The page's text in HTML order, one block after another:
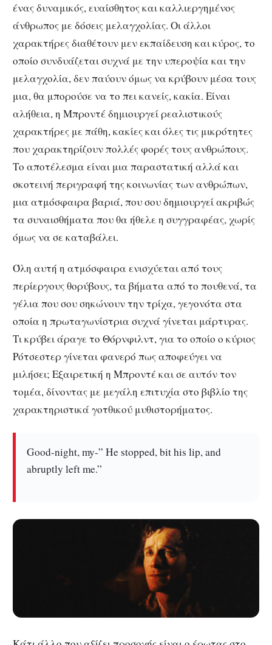
ένας δυναμικός, ευαίσθητος και καλλιεργημένος
άνθρωπος με δόσεις μελαγχολίας. Οι άλλοι
χαρακτήρες διαθέτουν μεν εκπαίδευση και κύρος, το
οποίο συνδυάζεται συχνά με την υπεροψία και την
μελαγχολία, δεν παύουν όμως να κρύβουν μέσα τους
μια, θα μπορούσε να το πει κανείς, κακία. Είναι
αλήθεια, η Μπροντέ δημιουργεί ρεαλιστικούς
χαρακτήρες με πάθη, κακίες και όλες τις μικρότητες
που χαρακτηρίζουν πολλές φορές τους ανθρώπους.
Το αποτέλεσμα είναι μια παραστατική αλλά και
σκοτεινή περιγραφή της κοινωνίας των ανθρώπων,
μια ατμόσφαιρα βαριά, που σου δημιουργεί ακριβώς
τα συναισθήματα που θα ήθελε η συγγραφέας, χωρίς
όμως να σε καταβάλει.
Όλη αυτή η ατμόσφαιρα ενισχύεται από τους
περίεργους θορύβους, τα βήματα από το πουθενά, τα
γέλια που σου σηκώνουν την τρίχα, γεγονότα στα
οποία η πρωταγωνίστρια συχνά γίνεται μάρτυρας.
Τι κρύβει άραγε το Θόρνφιλντ, για το οποίο ο κύριος
Ρότσεστερ γίνεται φανερό πως αποφεύγει να
μιλήσει; Εξαιρετική η Μπροντέ και σε αυτόν τον
τομέα, δίνοντας με μεγάλη επιτυχία στο βιβλίο της
χαρακτηριστικά γοτθικού μυθιστορήματος.
Good-night, my-” He stopped, bit his lip, and
abruptly left me.”